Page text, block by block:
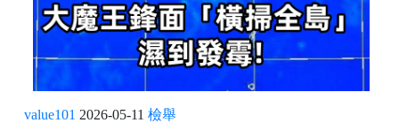
value101 2026-05-11 檢舉